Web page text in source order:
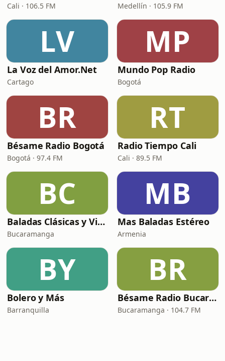
Cali · 106.5 FM Medellín · 105.9 FM
LV
La Voz del Amor.Net
Cartago
MP
Mundo Pop Radio
Bogotá
BR
Bésame Radio Bogotá
Bogotá · 97.4 FM
RT
Radio Tiempo Cali
Cali · 89.5 FM
BC
Baladas Clásicas y Viejitas
Bucaramanga
MB
Mas Baladas Estéreo
Armenia
BY
Bolero y Más
Barranquilla
BR
Bésame Radio Bucaramanga
Bucaramanga · 104.7 FM